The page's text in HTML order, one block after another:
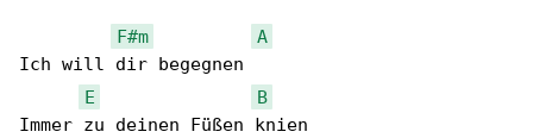
F#m
A
Ich will dir begegnen
E
B
Immer zu deinen Füßen knien